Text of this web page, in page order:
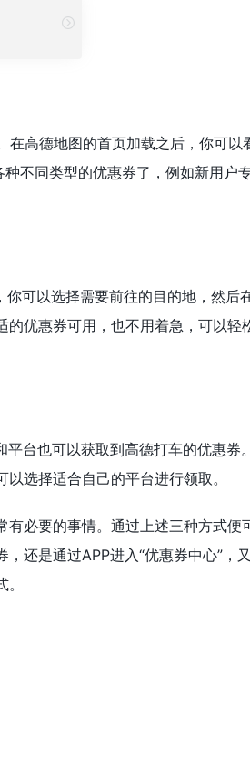
在高德地图的首页加载之后，你可以
不同类型的优惠券了，例如新用户
可以选择需要前往的目的地，然后
的优惠券可用，也不用着急，可以轻
台也可以获取到高德打车的优惠券。
选择适合自己的平台进行领取。
有必要的事情。通过上述三种方式便
还是通过APP进入“优惠券中心”，又